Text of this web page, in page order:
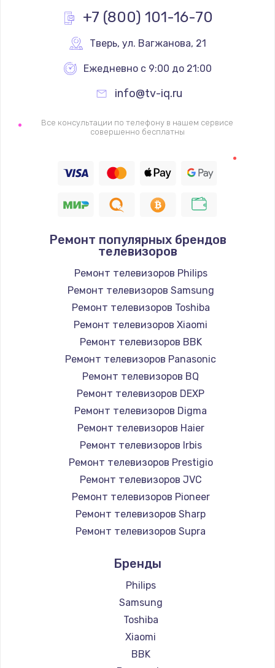
900 руб.
Заказать
Не работает
1400 руб.
Восстановление цепи питания, пайка
Заказать
Программный ремонт/прошивка
Замена Bluetooth/Wi-Fi модуля
Заказать
Замена картридера
890 руб.
Заказать
Замена микросхемы NFC
1100 руб.
Заказать
Замена шим-контроллера
Заказать
Настройка Wi-Fi
1030 руб.
Заказать
+7 (800) 101-16-70
Тверь, ул. Вагжанова, 21
Ежедневно с 9:00 до 21:00
info@tv-iq.ru
Все консультации по телефону в нашем сервисе
совершенно бесплатны
Ремонт популярных брендов
телевизоров
Ремонт телевизоров Philips
Ремонт телевизоров Samsung
Ремонт телевизоров Toshiba
Ремонт телевизоров Xiaomi
Ремонт телевизоров BBK
Ремонт телевизоров Panasonic
Ремонт телевизоров BQ
Ремонт телевизоров DEXP
Ремонт телевизоров Digma
Ремонт телевизоров Haier
Ремонт телевизоров Irbis
Ремонт телевизоров Prestigio
Ремонт телевизоров JVC
Ремонт телевизоров Pioneer
Ремонт телевизоров Sharp
Ремонт телевизоров Supra
Ремонт телевизоров Hisense
Ремонт телевизоров Daewoo
Ремонт телевизоров Centek
Ремонт телевизоров Telefunken
Ремонт телевизоров Hyundai
Ремонт телевизоров Doffler
Бренды
Philips
Samsung
Toshiba
Xiaomi
BBK